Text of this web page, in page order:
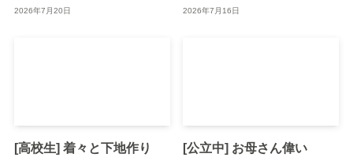
2026年7月20日 2026年7月16日
[高校生] 着々と下地作り [公立中] お母さん偉い